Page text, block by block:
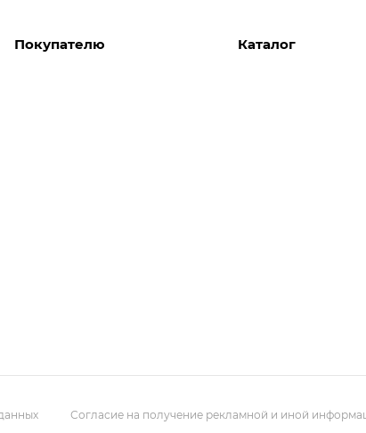
Покупателю Каталог
Мягкие панели
Согласие на получение рекламной и иной